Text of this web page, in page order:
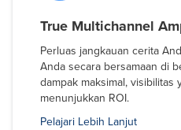
True Multichannel
Perluas jangkauan cerita
Anda secara bersamaan di
dampak maksimal, visibilitas
menunjukkan ROI.
Pelajari Lebih Lanjut